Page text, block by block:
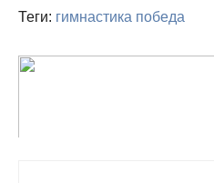
Теги: гимнастика победа